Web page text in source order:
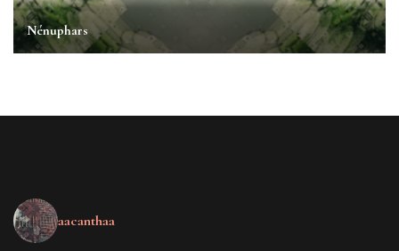
Nénuphars
aacanthaa